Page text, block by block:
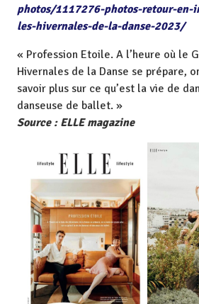
photos/1117276-photos-retour-en-
les-hivernales-de-la-danse-2023/
« Profession Etoile. A l’heure où le
Hivernales de la Danse se prépare,
savoir plus sur ce qu’est la vie de
danseuse de ballet. »
Source : ELLE magazine